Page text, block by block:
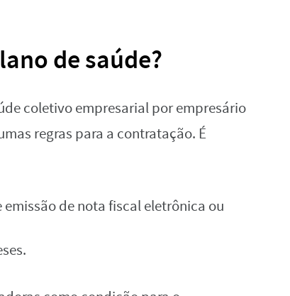
de saúde?
coletivo empresarial por empresário
regras para a contratação. É
de nota fiscal eletrônica ou